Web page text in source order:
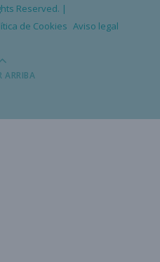
Reserved. |
de Cookies Aviso legal
ARRIBA